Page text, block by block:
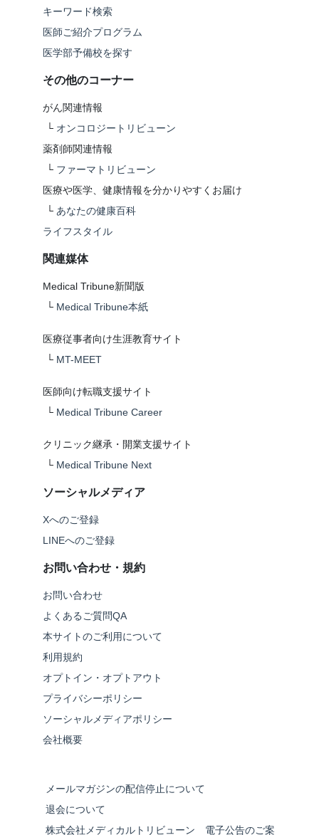
キーワード検索
医師ご紹介プログラム
医学部予備校を探す
その他のコーナー
がん関連情報
└ オンコロジートリビューン
薬剤師関連情報
└ ファーマトリビューン
医療や医学、健康情報を分かりやすくお届け
└ あなたの健康百科
ライフスタイル
関連媒体
Medical Tribune新聞版
└ Medical Tribune本紙
医療従事者向け生涯教育サイト
└ MT-MEET
医師向け転職支援サイト
└ Medical Tribune Career
クリニック継承・開業支援サイト
└ Medical Tribune Next
ソーシャルメディア
Xへのご登録
LINEへのご登録
お問い合わせ・規約
お問い合わせ
よくあるご質問QA
本サイトのご利用について
利用規約
オプトイン・オプトアウト
プライバシーポリシー
ソーシャルメディアポリシー
会社概要
メールマガジンの配信停止について
退会について
株式会社メディカルトリビューン 電子公告のご案